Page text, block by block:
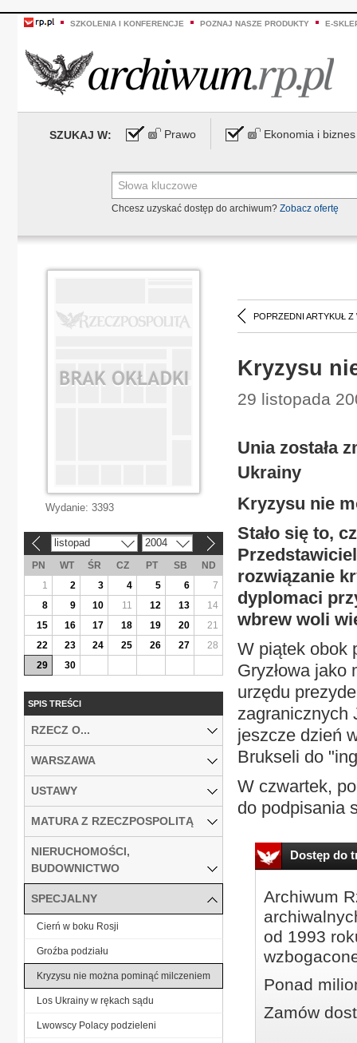
SZKOLENIA I KONFERENCJE POZNAJ NASZE PRODUKTY E-
SZUKAJ W: Prawo Ekonomia i biznes
Chcesz uzyskać dostęp do archiwum? Zobacz ofertę
POPRZEDNI ARTYKUŁ Z
Kryzysu
29 listopada
Unia została
Ukrainy
Kryzysu nie
Stało się to,
rozwiązanie
dyplomaci
wbrew woli
W piątek obok
Gryzłowa jako
urzędu
zagranicznych
jeszcze dzień
Brukseli do
W czwartek,
do podpisania
Dostęp do
Archiwum
od 1993
Ponad
Zamów
Wydanie: 3393
listopad 2004
PN WT ŚR CZ PT SB
ND
1
2 3 4 5 6
7
8
9 10 11 12 13
14
15
16 17 18 19 20
21
22
23 24 25 26 27
28
29
30
SPIS TREŚCI
RZECZ O...
WARSZAWA
USTAWY
MATURA Z RZECZPOSPOLITĄ
NIERUCHOMOŚCI,
BUDOWNICTWO
SPECJALNY
Cierń w boku Rosji
Groźba podziału
Kryzysu nie można pominąć milczeniem
Los Ukrainy w rękach sądu
Lwowscy Polacy podzieleni